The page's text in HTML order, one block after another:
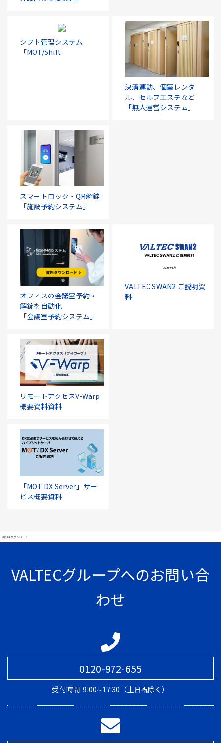
シフト管理システム
「MOT/Shift」
決済連動、個室レンタ
ル、セルフエステなど
「無人運営システム」
スマートロック・QR解錠
「施設予約システム」
オフィスの会議室予約・
解錠を自動化
「会議室予約システム」
VALTEC SWAN2 ご説明資
料
リモートアクセスV-Warp
概要資料資料
「MOT DX Server」サー
ビス概要資料
#資料ダウンロード
VALTECグループへのお問い合
わせ
0120-972-655
受付時間 9:00∼17:30（土日祝除く）